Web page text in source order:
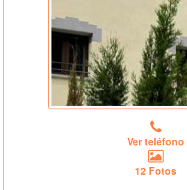
Ver teléfono
12 Fotos